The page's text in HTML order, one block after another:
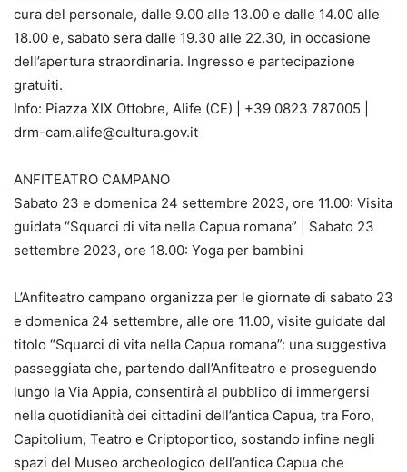
cura del personale, dalle 9.00 alle 13.00 e dalle 14.00 alle
18.00 e, sabato sera dalle 19.30 alle 22.30, in occasione
dell’apertura straordinaria. Ingresso e partecipazione
gratuiti.
Info: Piazza XIX Ottobre, Alife (CE) | +39 0823 787005 |
drm-cam.alife@cultura.gov.it
ANFITEATRO CAMPANO
Sabato 23 e domenica 24 settembre 2023, ore 11.00: Visita
guidata “Squarci di vita nella Capua romana” | Sabato 23
settembre 2023, ore 18.00: Yoga per bambini
L’Anfiteatro campano organizza per le giornate di sabato 23
e domenica 24 settembre, alle ore 11.00, visite guidate dal
titolo “Squarci di vita nella Capua romana”: una suggestiva
passeggiata che, partendo dall’Anfiteatro e proseguendo
lungo la Via Appia, consentirà al pubblico di immergersi
nella quotidianità dei cittadini dell’antica Capua, tra Foro,
Capitolium, Teatro e Criptoportico, sostando infine negli
spazi del Museo archeologico dell’antica Capua che